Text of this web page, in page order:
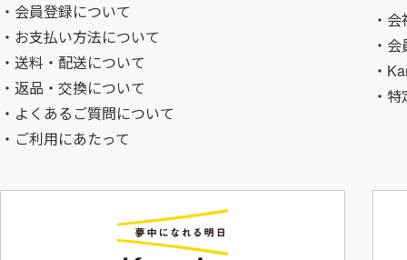
会員登録について
お支払い方法について
送料・配送について
返品・交換について
よくあるご質問について
ご利用にあたって
・
・
・
・